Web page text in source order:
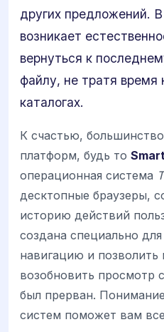
других предложений.
возникает
вернуться к
файлу, не тратя время
каталогах.
К счастью,
платформ, будь то
операционная система
десктопные браузеры,
историю действий
создана специально
навигацию и позволить
возобновить просмотр
был прерван.
систем поможет вам